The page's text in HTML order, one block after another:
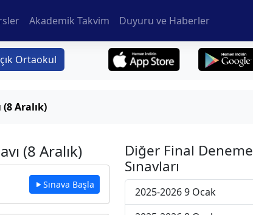
Akademik Takvim Duyuru ve Haberler
Ortaokul
(8 Aralık)
(8 Aralık)
Sınava Başla
Diğer Final Deneme
Sınavları
2025-2026 9 Ocak